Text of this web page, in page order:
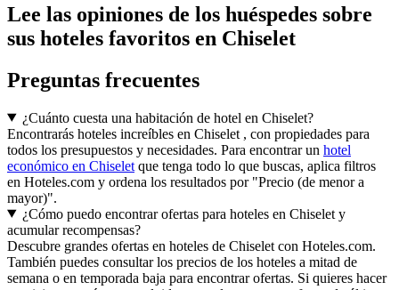
Lee las opiniones de los huéspedes sobre
sus hoteles favoritos en Chiselet
Preguntas frecuentes
¿Cuánto cuesta una habitación de hotel en Chiselet?
Encontrarás hoteles increíbles en Chiselet , con propiedades para
todos los presupuestos y necesidades. Para encontrar un hotel
económico en Chiselet que tenga todo lo que buscas, aplica filtros
en Hoteles.com y ordena los resultados por "Precio (de menor a
mayor)".
¿Cómo puedo encontrar ofertas para hoteles en Chiselet y
acumular recompensas?
Descubre grandes ofertas en hoteles de Chiselet con Hoteles.com.
También puedes consultar los precios de los hoteles a mitad de
semana o en temporada baja para encontrar ofertas. Si quieres hacer